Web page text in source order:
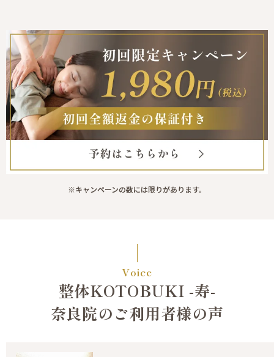
※キャンペーンの数には限りがあります。
Voice
整体KOTOBUKI -寿-
奈良院のご利用者様の声